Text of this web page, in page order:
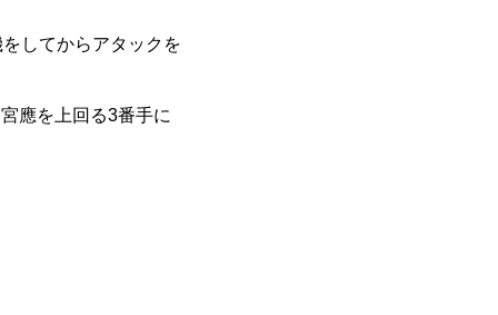
してからアタックを
應を上回る3番手に